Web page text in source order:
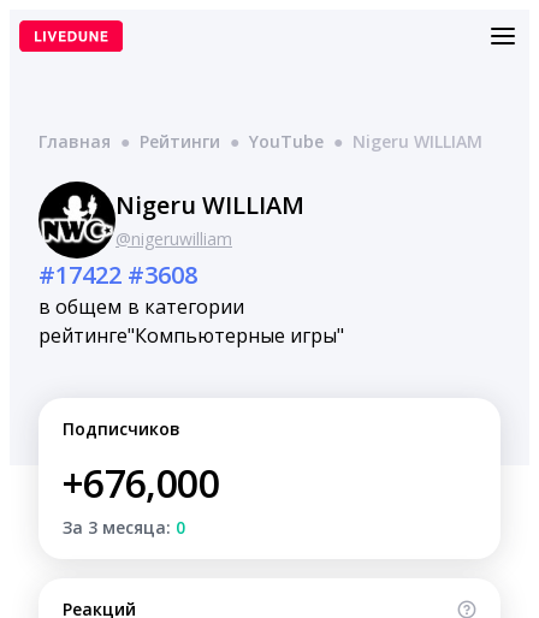
Перейти
Главная ● Рейтинги ● YouTube ● Nigeru WILLIAM
Nigeru WILLIAM
@nigeruwilliam
#17422
в общем
рейтинге
#3608
в категории
"Компьютерные игры"
Подписчиков
+676,000
За 3 месяца: 0
Реакций